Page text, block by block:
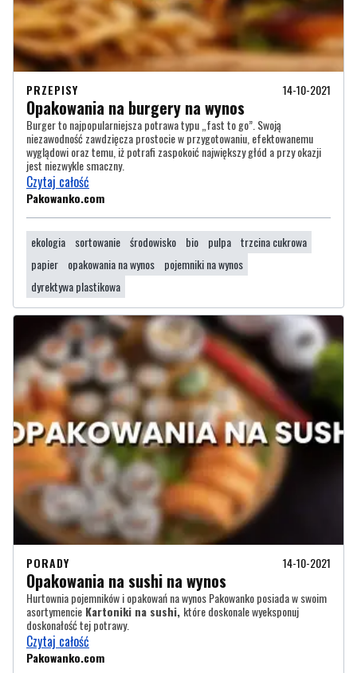
PRZEPISY 14-10-2021
Opakowania na burgery na wynos
Burger to najpopularniejsza potrawa typu „fast to go”. Swoją
niezawodność zawdzięcza prostocie w przygotowaniu, efektowanemu
wyglądowi oraz temu, iż potrafi zaspokoić największy głód a przy okazji
jest niezwykle smaczny.
Czytaj całość
Pakowanko.com
ekologia sortowanie środowisko bio pulpa trzcina cukrowa
papier
opakowania na wynos
pojemniki na wynos
dyrektywa plastikowa
PORADY 14-10-2021
Opakowania na sushi na wynos
Hurtownia pojemników i opakowań na wynos Pakowanko posiada w swoim
asortymencie Kartoniki na sushi, które doskonale wyeksponuj
doskonałość tej potrawy.
Czytaj całość
Pakowanko.com